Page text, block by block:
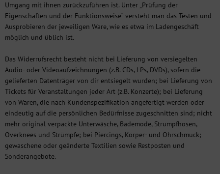
Umgang mit ihnen zurückzuführen ist. Unter „Prüfung der
Eigenschaften und der Funktionsweise“ versteht man das Testen und
Ausprobieren der jeweiligen Ware, wie es etwa im Ladengeschäft
möglich und üblich ist.
Das Widerrufsrecht besteht nicht bei Lieferung von versiegelten
Audio- oder Videoaufzeichnungen (z.B. CDs, LPs, DVDs), sofern die
gelieferten Datenträger von dir entsiegelt wurden; bei Lieferung von
Tickets für Veranstaltungen jeder Art (z.B. Konzerte); bei Lieferung
von Waren, die nach Kundenspezifikation angefertigt werden oder
eindeutig auf die persönlichen Bedürfnisse zugeschnitten sind; nicht
mehr original verpackte Unterwäsche, Bademode, Strumpfhosen,
Overknees und Strümpfe; bei Piercings, Körper- und Ohrschmuck;
gewaschene oder geänderte Textilien sowie Restposten und
Sonderangebote.